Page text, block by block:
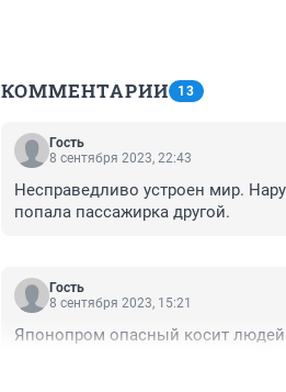
КОММЕНТАРИИ 13
Гость
8 сентября 2023, 22:43
Несправедливо устроен мир.
попала пассажирка другой.
Гость
8 сентября 2023, 15:21
Японопром опасный косит людей